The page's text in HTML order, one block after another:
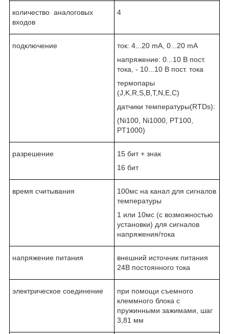
количество аналоговых
входов
4
подключение
ток: 4...20 mA, 0...20 mA
напряжение: 0...10 В пост.
тока, - 10...10 В пост. тока
термопары
(J,K,R,S,B,T,N,E,C)
датчики температуры(RTDs):
(Ni100, Ni1000, PT100,
PT1000)
разрешение
15 бит + знак
16 бит
время считывания
100мс на канал для сигналов
температуры
1 или 10мс (с возможностью
установки) для сигналов
напряжения/тока
напряжение питания
внешний источник питания
24В постоянного тока
электрическое соединение
при помощи съемного
клеммного блока с
пружинными зажимами, шаг
3,81 мм